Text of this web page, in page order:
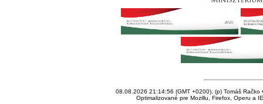
08.08.2026 21:14:56 (GMT +0200), (p) Tomáš Račko
Optimalizované pre Mozillu, Firefox, Operu a